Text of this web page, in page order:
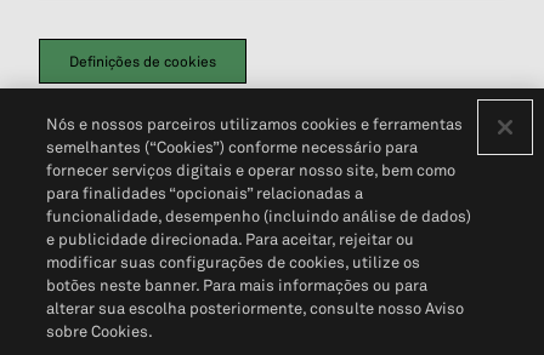
Definições de cookies
Política de PrivacidadePortal de privacidade do cliente (em inglês)
Não Venda Minhas Informações Pessoais© 2026 S&P Global
Nós e nossos parceiros utilizamos cookies e ferramentas
semelhantes (“Cookies”) conforme necessário para
fornecer serviços digitais e operar nosso site, bem como
para finalidades “opcionais” relacionadas a
funcionalidade, desempenho (incluindo análise de dados)
e publicidade direcionada. Para aceitar, rejeitar ou
modificar suas configurações de cookies, utilize os
botões neste banner. Para mais informações ou para
alterar sua escolha posteriormente, consulte nosso Aviso
sobre Cookies.